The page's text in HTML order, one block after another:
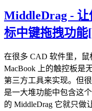
MiddleDrag -
标中键拖拽功能
在很多 CAD 软件里，
MacBook 上的触控板是
第三方工具来实现。但
是一大堆功能中包含这
的 MiddleDrag 它就只做